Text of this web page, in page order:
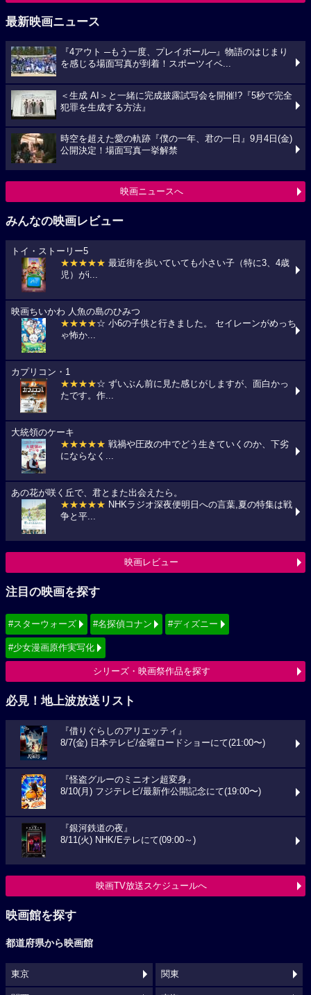
最新映画ニュース
『4アウト ─もう一度、プレイボール─』物語のはじまり
を感じる場面写真が到着！スポーツイベ...
＜生成 AI＞と一緒に完成披露試写会を開催!?『5秒で完全
犯罪を生成する方法』
時空を超えた愛の軌跡『僕の一年、君の一日』9月4日(金)
公開決定！場面写真一挙解禁
映画ニュースへ
みんなの映画レビュー
トイ・ストーリー5
★★★★★ 最近街を歩いていても小さい子（特に3、4歳
児）がi...
映画ちいかわ 人魚の島のひみつ
★★★★☆ 小6の子供と行きました。 セイレーンがめっち
ゃ怖か...
カプリコン・1
★★★★☆ ずいぶん前に見た感じがしますが、面白かっ
たです。作...
大統領のケーキ
★★★★★ 戦禍や圧政の中でどう生きていくのか、下劣
にならなく...
あの花が咲く丘で、君とまた出会えたら。
★★★★★ NHKラジオ深夜便明日への言葉,夏の特集は戦
争と平...
映画レビュー
注目の映画を探す
#スターウォーズ #名探偵コナン #ディズニー
#少女漫画原作実写化
シリーズ・映画祭作品を探す
必見！地上波放送リスト
『借りぐらしのアリエッティ』
8/7(金) 日本テレビ/金曜ロードショーにて(21:00〜)
『怪盗グルーのミニオン超変身』
8/10(月) フジテレビ/最新作公開記念にて(19:00〜)
『銀河鉄道の夜』
8/11(火) NHK/Eテレにて(09:00～)
映画TV放送スケジュールへ
映画館を探す
都道府県から映画館
東京 関東